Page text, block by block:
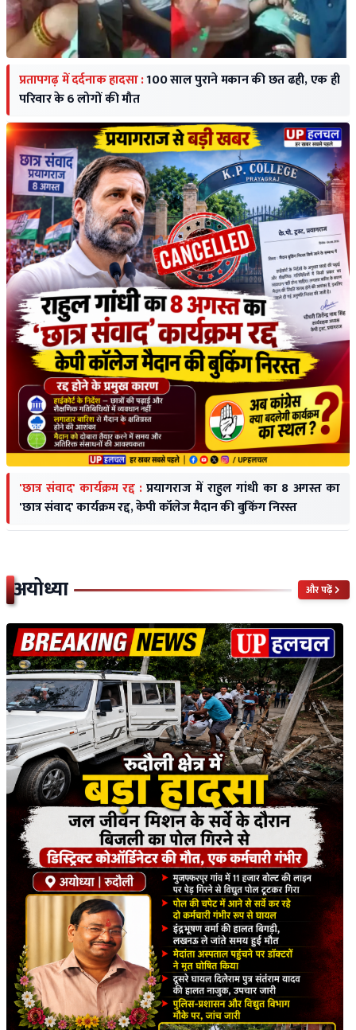
प्रतापगढ़ में दर्दनाक हादसा :100 साल पुराने मकान की छत ढही, एक ही
परिवार के 6 लोगों की मौत
'छात्र संवाद' कार्यक्रम रद्द : प्रयागराज में राहुल गांधी का 8 अगस्त का
'छात्र संवाद' कार्यक्रम रद्द, केपी कॉलेज मैदान की बुकिंग निरस्त
अयोध्या और पढ़ें